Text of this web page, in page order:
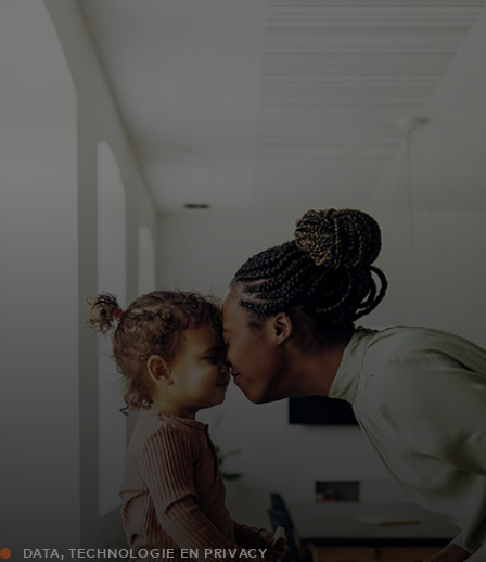
Nieuws en trends
DATA, TECHNOLOGIE EN PRIVACY